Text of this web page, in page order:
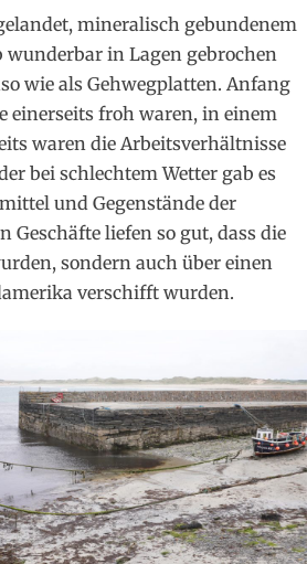
mineralisch gebundenem
in Lagen gebrochen
wie als Gehwegplatten. Anfang
einerseits froh waren, in einem
waren die Arbeitsverhältnisse
bei schlechtem Wetter gab es
und Gegenstände der
liefen so gut, dass die
sondern auch über einen
verschifft wurden.